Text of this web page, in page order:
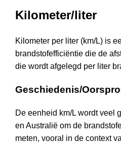
Kilometer/liter
Kilometer per liter (km/L) is
brandstofefficiëntie die de
die wordt afgelegd per liter
Geschiedenis/
De eenheid km/L wordt veel
en Australië om de
meten, vooral in de context